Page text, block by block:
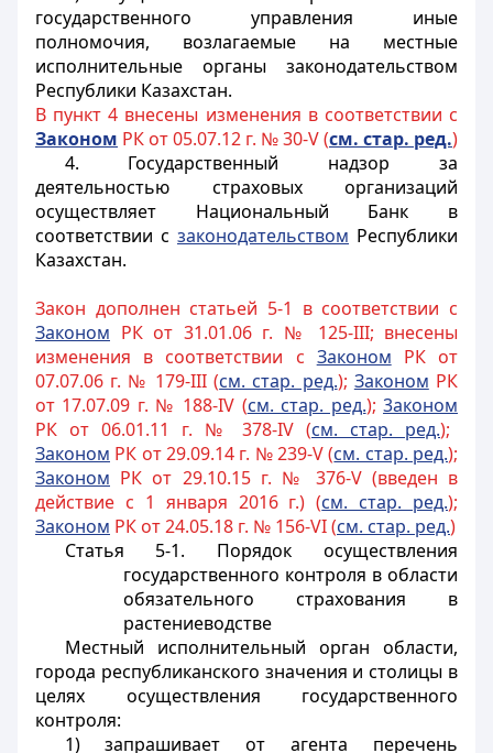
государственного управления иные
полномочия, возлагаемые на местные
исполнительные органы законодательством
Республики Казахстан.
В пункт 4 внесены изменения в соответствии с
Законом РК от 05.07.12 г. № 30-V (см. стар. ред.)
4. Государственный надзор за
деятельностью страховых организаций
осуществляет Национальный Банк в
соответствии с законодательством Республики
Казахстан.
Закон дополнен статьей 5-1 в соответствии с
Законом РК от 31.01.06 г. № 125-III; внесены
изменения в соответствии с Законом РК от
07.07.06 г. № 179-III (см. стар. ред.); Законом РК
от 17.07.09 г. № 188-IV (см. стар. ред.);3аконом
РК от 06.01.11 г. № 378-IV (см. стар. ред.);
Законом РК от 29.09.14 г. № 239-V (см. стар. ред.);
Законом РК от 29.10.15 г. № 376-V (введен в
действие с 1 января 2016 г.) (см. стар. ред.);
Законом РК от 24.05.18 г. № 156-VI (см. стар. ред.)
Статья 5-1. Порядок осуществления
государственного контроля в области
обязательного страхования в
растениеводстве
Местный исполнительный орган области,
города республиканского значения и столицы в
целях осуществления государственного
контроля:
1) запрашивает от агента перечень